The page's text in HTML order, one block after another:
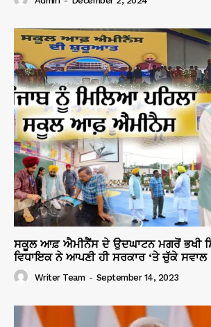
ਸਕੂਲ ਆਫ਼ ਐਮੀਨੈਂਸ ਦੇ ਉਦਘਾਟਨ ਮਗਰੋਂ ਭਖੀ
ਵਿਧਾਇਕ ਨੇ ਆਪਣੀ ਹੀ ਸਰਕਾਰ ‘ਤੇ ਚੁੱਕੇ ਸਵਾਲ
Writer Team - September 14, 2023